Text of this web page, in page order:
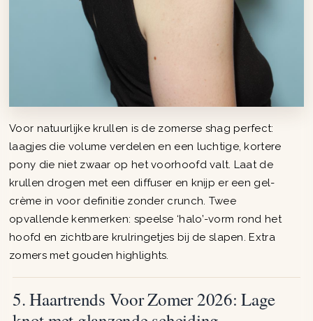
Voor natuurlijke krullen is de zomerse shag perfect:
laagjes die volume verdelen en een luchtige, kortere
pony die niet zwaar op het voorhoofd valt. Laat de
krullen drogen met een diffuser en knijp er een gel-
crème in voor definitie zonder crunch. Twee
opvallende kenmerken: speelse ‘halo’-vorm rond het
hoofd en zichtbare krulringetjes bij de slapen. Extra
zomers met gouden highlights.
5. Haartrends Voor Zomer 2026: Lage